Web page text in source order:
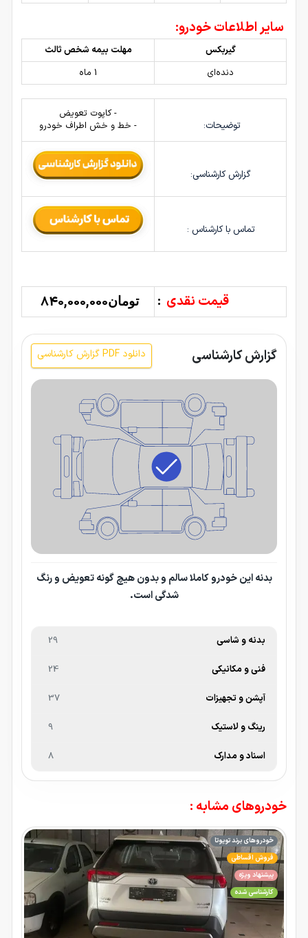
سایر اطلاعات خودرو:
گیربکس
مهلت بیمه شخص ثالث
دنده‌ای
1 ماه
توضیحات:
- کاپوت تعویض
- خط و خش اطراف خودرو
گزارش کارشناسی:
تماس با کارشناس :
قیمت نقدی : تومان840,000,000
گزارش کارشناسی دانلود PDF گزارش کارشناسی
بدنه این خودرو کاملا سالم و بدون هیچ گونه تعویض و رنگ
شدگی است.
بدنه و شاسی 29
فنی و مکانیکی 24
آپشن و تجهیزات 37
رینگ و لاستیک 9
اسناد و مدارک 8
خودروهای مشابه :
خودروهای برند تویوتا
فروش اقساطی
پیشنهاد ویژه
کارشناسی شده